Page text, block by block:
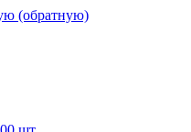
(обратную)